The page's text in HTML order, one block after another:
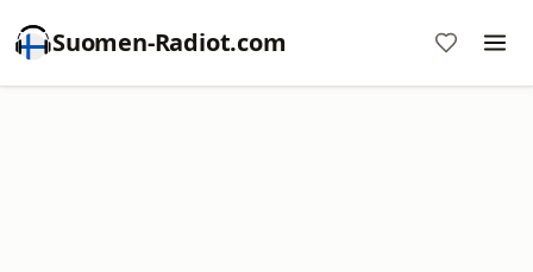
Suomen-Radiot.com